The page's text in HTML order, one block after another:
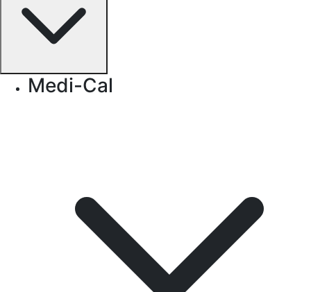
Medi-Cal